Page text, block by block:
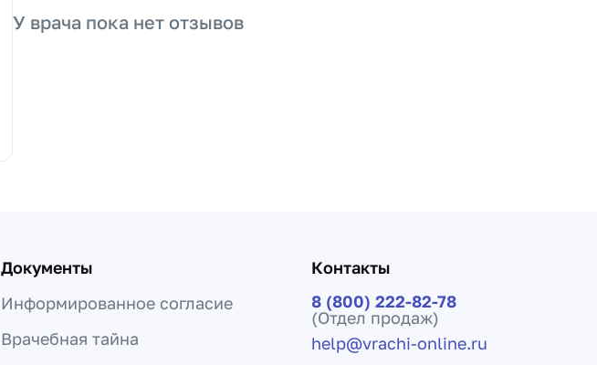
У врача пока нет отзывов
Документы
Информированное согласие
Врачебная тайна
Контакты
8 (800) 222-82-78
(Отдел продаж)
help@vrachi-online.ru